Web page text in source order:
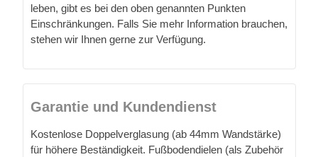
leben, gibt es bei den oben genannten Punkten
Einschränkungen. Falls Sie mehr Information brauchen,
stehen wir Ihnen gerne zur Verfügung.
Garantie und Kundendienst
Kostenlose Doppelverglasung (ab 44mm Wandstärke)
für höhere Beständigkeit. Fußbodendielen (als Zubehör